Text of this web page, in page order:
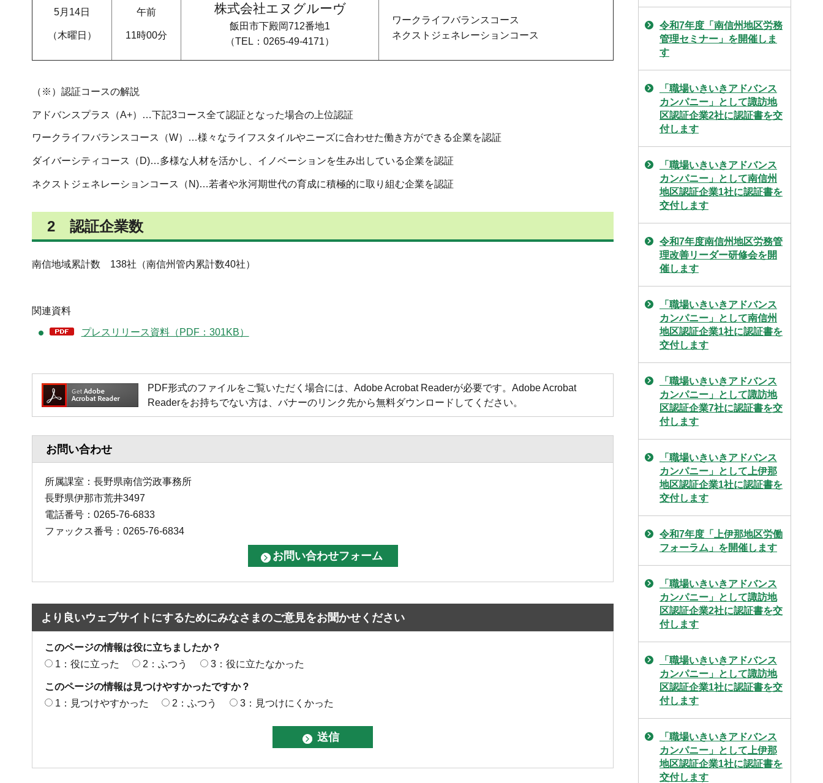
5月14日
（木曜日）
午前
11時00分
株式会社エヌグルーヴ
飯田市下殿岡712番地1
（TEL：0265-49-4171）
ワークライフバランスコース
ネクストジェネレーションコース
（※）認証コースの解説
アドバンスプラス（A+）…下記3コース全て認証となった場合の上位認証
ワークライフバランスコース（W）…様々なライフスタイルやニーズに合わせた働き方ができる企業を認証
ダイバーシティコース（D)…多様な人材を活かし、イノベーションを生み出している企業を認証
ネクストジェネレーションコース（N)…若者や氷河期世代の育成に積極的に取り組む企業を認証
2 認証企業数
南信地域累計数 138社（南信州管内累計数40社）
関連資料
プレスリリース資料（PDF：301KB）
PDF形式のファイルをご覧いただく場合には、Adobe Acrobat Readerが必要です。Adobe Acrobat
Readerをお持ちでない方は、バナーのリンク先から無料ダウンロードしてください。
お問い合わせ
所属課室：長野県南信労政事務所
長野県伊那市荒井3497
電話番号：0265-76-6833
ファックス番号：0265-76-6834
より良いウェブサイトにするためにみなさまのご意見をお聞かせください
このページの情報は役に立ちましたか？
1：役に立った
2：ふつう 3：役に立たなかった
このページの情報は見つけやすかったですか？
1：見つけやすかった
2：ふつう 3：見つけにくかった
令和7年度「南信州地区労務
管理セミナー」を開催しま
す
「職場いきいきアドバンス
カンパニー」として諏訪地
区認証企業2社に認証書を交
付します
「職場いきいきアドバンス
カンパニー」として南信州
地区認証企業1社に認証書を
交付します
令和7年度南信州地区労務管
理改善リーダー研修会を開
催します
「職場いきいきアドバンス
カンパニー」として南信州
地区認証企業1社に認証書を
交付します
「職場いきいきアドバンス
カンパニー」として諏訪地
区認証企業7社に認証書を交
付します
「職場いきいきアドバンス
カンパニー」として上伊那
地区認証企業1社に認証書を
交付します
令和7年度「上伊那地区労働
フォーラム」を開催します
「職場いきいきアドバンス
カンパニー」として諏訪地
区認証企業2社に認証書を交
付します
「職場いきいきアドバンス
カンパニー」として諏訪地
区認証企業1社に認証書を交
付します
「職場いきいきアドバンス
カンパニー」として上伊那
地区認証企業1社に認証書を
交付します